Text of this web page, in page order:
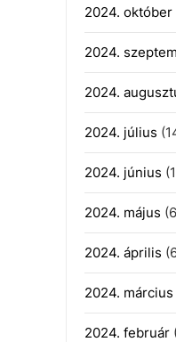
2024. október
2024.
2024.
2024. július
2024. június
2024. május
2024. április
2024. március
2024. február